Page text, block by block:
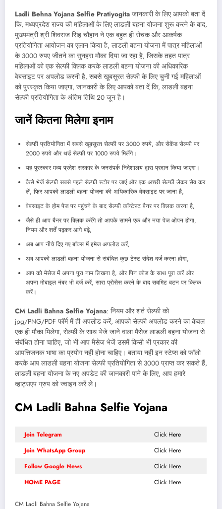
Ladli Behna Yojana Selfie Pratiyogita जानकारी के लिए आपको बता दें
कि, मध्यप्रदेश राज्य की महिलाओं के लिए लाडली बहना योजना शुरू करने के बाद,
मुख्यमंत्री श्री शिवराज सिंह चौहान ने एक बहुत ही रोचक और आकर्षक
प्रतियोगिता आयोजन का एलान किया है, लाडली बहना योजना में पात्र महिलाओं
के 3000 रुपए जीतने का सुनहरा मौका दिया जा रहा है, जिसके तहत पात्र
महिलाओं को एक सेल्फी क्लिक करके लाडली बहना योजना की अधिकारिक
वेबसाइट पर अपलोड करनी है, सबसे खूबसूरत सेल्फी के लिए चुनी गई महिलाओं
को पुरस्कृत किया जाएगा, जानकारी के लिए आपको बता दें कि, लाडली बहना
सेल्फी प्रतियोगिता के अंतिम तिथि 20 जून है।
जानें कितना मिलेगा इनाम
सेल्फी प्रतियोगिता में सबसे खूबसूरत सेल्फी पर 3000 रुपये, और सेकेंड सेल्फी पर
2000 रुपये और थर्ड सेल्फी पर 1000 रुपये मिलेंगे।
यह पुरस्कार मध्य प्रदेश सरकार के जनसंपर्क निदेशालय द्वारा प्रदान किया जाएगा।
कैसे भेजें सेल्फी सबसे पहले सेल्फी स्टोर पर जाएं और एक अच्छी सेल्फी लेकर सेव कर
लें, फिर आपको लाडली बहना योजना की अधिकारिक वेबसाइट पर जाना है,
वेबसाइट के होम पेज पर पहुंचने के बाद सेल्फी कॉन्टेस्ट बैनर पर क्लिक करना है,
जैसे ही आप बैनर पर क्लिक करेंगे तो आपके सामने एक और नया पेज ओपन होगा,
नियम और शर्तें पढ़कर आगे बढ़े,
अब आप नीचे दिए गए बॉक्स में इमेज अपलोड करें,
अब आपको लाडली बहना योजना से संबंधित कुछ टेस्ट संदेश दर्ज करना होगा,
आप को मैसेज में अपना पूरा नाम लिखना है, और पिन कोड के साथ पूरा करें और
अपना मोबाइल नंबर भी दर्ज करें, सारा प्रोसेस करने के बाद सबमिट बटन पर क्लिक
करें।
CM Ladli Bahna Selfie Yojana: नियम और शर्त सेल्फी को
jpg/PNG/PDF फॉर्म में ही अपलोड करें, आपको सेल्फी अपलोड करने का केवल
एक ही मौका मिलेगा, सेल्फी के साथ भेजे जाने वाला मैसेज लाडली बहना योजना से
संबंधित होना चाहिए, जो भी आप मैसेज भेजें उसमें किसी भी प्रकार की
आपत्तिजनक भाषा का प्रयोग नहीं होना चाहिए। बताया नहीं इन स्टेप्स को फॉलो
करके आप लाडली बहना योजना सेल्फी प्रतियोगिता से 3000 प्राप्त कर सकते हैं,
लाडली बहना योजना के नए अपडेट की जानकारी पाने के लिए, आप हमारे
व्हाट्सएप ग्रुप को ज्वाइन करें ले।
CM Ladli Bahna Selfie Yojana
Join Telegram
Click Here
Join WhatsApp Group
Click Here
Follow Google News
Click Here
HOME PAGE
Click Here
CM Ladli Bahna Selfie Yojana